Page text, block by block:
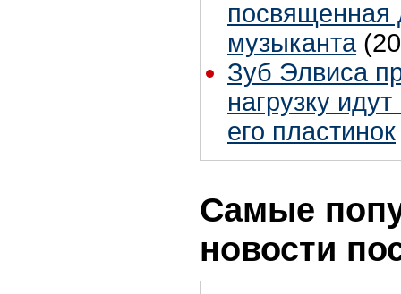
посвященная
музыканта
Зуб Элвиса
нагрузку
его пластинок
Самые
новости